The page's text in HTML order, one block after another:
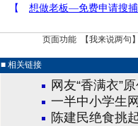
页面功能 【我来说两句
■ 相关链接
网友“香满衣”
一半中小学生
陈建民绝食挑